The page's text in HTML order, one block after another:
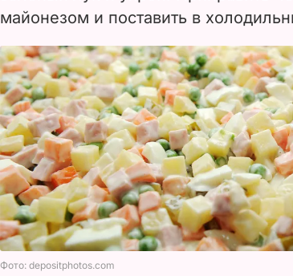
майонезом и поставить в